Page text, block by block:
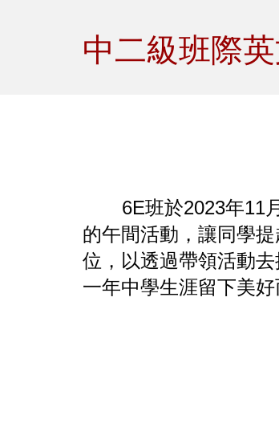
中二級班際
6E班於2023年11
的午間活動，讓同學
位，以透過帶領活動
一年中學生涯留下美